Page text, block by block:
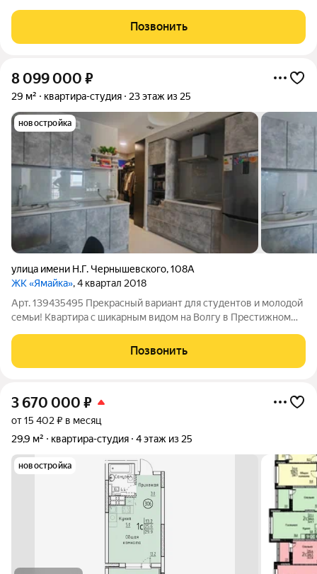
новым украшением Энгельса. Квартал представляет собой
разноуровневую застройку:
Позвонить
8 099 000 ₽
29 м² квартира-студия 23 этаж из 25
новостройка
улица имени Н.Г. Чернышевского,108А
ЖК «Ямайка», 4 квартал 2018
Арт. 139435495 Прекрасный вариант для студентов и молодой
семьи! Квартира с шикарным видом на Волгу в Престижном
укомплектована полностью мебелью и техникой Прекрасный
вариант как для собственного
Позвонить
3 670 000 ₽
от 15 402 ₽ в месяц
29,9 м²
квартира-студия 4 этаж из 25
новостройка